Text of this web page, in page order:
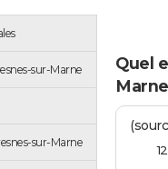
sur-Marne
sur-Marne
Quel